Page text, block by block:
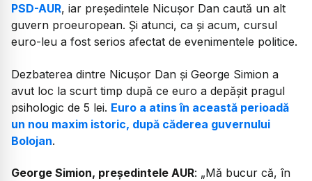
PSD-AUR, iar președintele Nicușor Dan caută un alt
guvern proeuropean. Și atunci, ca și acum, cursul
euro-leu a fost serios afectat de evenimentele politice.
Dezbaterea dintre Nicușor Dan și George Simion a
avut loc la scurt timp după ce euro a depășit pragul
psihologic de 5 lei. Euro a atins în această perioadă
un nou maxim istoric, după căderea guvernului
Bolojan.
George Simion, președintele AUR: „Mă bucur că, în